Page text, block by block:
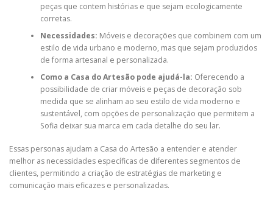
peças que contem histórias e que sejam ecologicamente
corretas.
Necessidades: Móveis e decorações que combinem com um
estilo de vida urbano e moderno, mas que sejam produzidos
de forma artesanal e personalizada.
Como a Casa do Artesão pode ajudá-la: Oferecendo a
possibilidade de criar móveis e peças de decoração sob
medida que se alinham ao seu estilo de vida moderno e
sustentável, com opções de personalização que permitem a
Sofia deixar sua marca em cada detalhe do seu lar.
Essas personas ajudam a Casa do Artesão a entender e atender
melhor as necessidades específicas de diferentes segmentos de
clientes, permitindo a criação de estratégias de marketing e
comunicação mais eficazes e personalizadas.